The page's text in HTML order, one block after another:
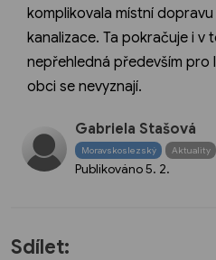
komplikovala místní
kanalizace. Ta pokračuje i v
nepřehledná především pro
obci se nevyznají.
Gabriela Stašová
Moravskoslezský Aktuality
Publikováno5. 2.
Sdílet: